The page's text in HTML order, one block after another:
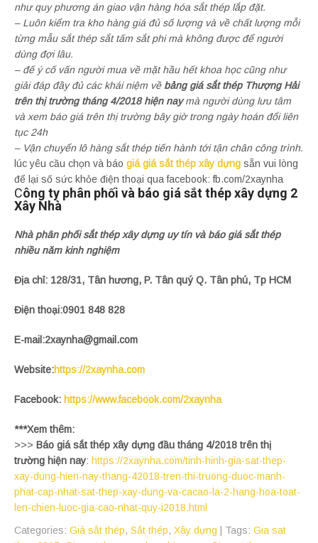
như quy phương án giao vận hàng hóa sắt thép lắp đặt.
– Luôn kiểm tra kho hàng giá đủ số lượng và về chất lượng mỗi
từng mẫu sắt thép sắt tấm sắt phi mà không được để người
dùng đợi lâu.
– đế ý cố vấn người mua về mặt hầu hết khoa học cũng như
giải đáp đầy đủ các khái niệm về bảng giá sắt thép Thượng Hải
trên thị trường tháng 4/2018 hiện naymà người dùng lưu tâm
và xem báo giá trên thị trường bây giờ trong ngày hoán đổi liên
tục 24h
– Vận chuyển lô hàng sắt thép tiến hành tới tận chân công trình.
lúc yêu cầu chọn và báo giá giá sắt thép xây dựng sẵn vui lòng
để lại số sức khỏe điện thoại qua facebook: fb.com/2xaynha
Công ty phân phối và báo giá sắt thép xây dựng 2
Xây Nhà
Nhà phân phối sắt thép xây dựng uy tín và báo giá sắt thép
nhiều năm kinh nghiệm
Địa chỉ: 128/31, Tân hương, P. Tân quý Q. Tân phú, Tp HCM
Điện thoại:0901 848 828
E-mail:2xaynha@gmail.com
Website:https://2xaynha.com
Facebook: https://www.facebook.com/2xaynha
***Xem thêm:
>>> Báo giá sắt thép xây dựng đầu tháng 4/2018 trên thị
trường hiện nay: https://2xaynha.com/tinh-hinh-gia-sat-thep-
xay-dung-hien-nay-thang-42018-tren-thi-truong-duoc-manh-
phat-cap-nhat-sat-thep-xay-dung-va-cacao-la-2-hang-hoa-toat-
len-chien-luoc-gia-cao-nhat-quy-i2018.html
Categories: Giá sắt thép, Sắt thép, Xây dựng | Tags: Gia sat